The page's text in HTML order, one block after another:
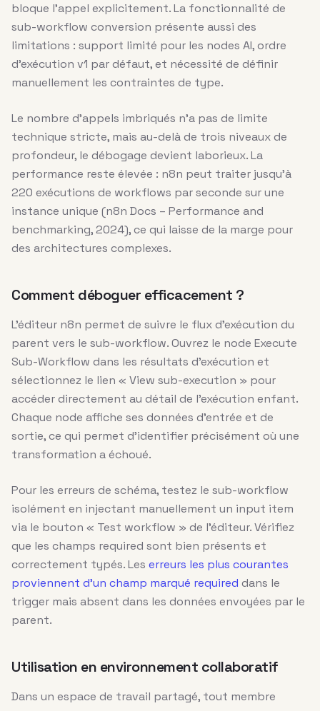
bloque l’appel explicitement. La fonctionnalité de
sub-workflow conversion présente aussi des
limitations : support limité pour les nodes AI, ordre
d’exécution v1 par défaut, et nécessité de définir
manuellement les contraintes de type.
Le nombre d’appels imbriqués n’a pas de limite
technique stricte, mais au-delà de trois niveaux de
profondeur, le débogage devient laborieux. La
performance reste élevée : n8n peut traiter jusqu’à
220 exécutions de workflows par seconde sur une
instance unique (n8n Docs – Performance and
benchmarking, 2024), ce qui laisse de la marge pour
des architectures complexes.
Comment déboguer efficacement ?
L’éditeur n8n permet de suivre le flux d’exécution du
parent vers le sub-workflow. Ouvrez le node Execute
Sub-Workflow dans les résultats d’exécution et
sélectionnez le lien « View sub-execution » pour
accéder directement au détail de l’exécution enfant.
Chaque node affiche ses données d’entrée et de
sortie, ce qui permet d’identifier précisément où une
transformation a échoué.
Pour les erreurs de schéma, testez le sub-workflow
isolément en injectant manuellement un input item
via le bouton « Test workflow » de l’éditeur. Vérifiez
que les champs required sont bien présents et
correctement typés. Les erreurs les plus courantes
proviennent d’un champ marqué required dans le
trigger mais absent dans les données envoyées par le
parent.
Utilisation en environnement collaboratif
Dans un espace de travail partagé, tout membre